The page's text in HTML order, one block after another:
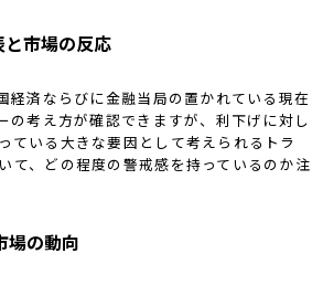
市場の反応
経済ならびに金融当局の置かれている現在
の考え方が確認できますが、利下げに対し
ている大きな要因として考えられるトラ
て、どの程度の警戒感を持っているのか注
場の動向